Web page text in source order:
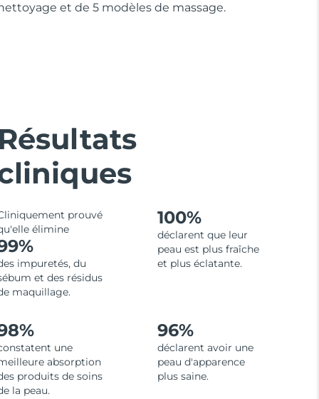
et de 5 modèles de massage.
prouvé
élimine
impuretés, du
et des résidus
maquillage.
100%
déclarent que leur
peau est plus fraîche
et plus éclatante.
une
absorption
produits de soins
la peau.
96%
déclarent avoir une
peau d'apparence
plus saine.